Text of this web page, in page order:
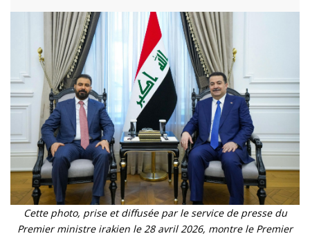
Cette photo, prise et diffusée par le service de presse du
Premier ministre irakien le 28 avril 2026, montre le Premier